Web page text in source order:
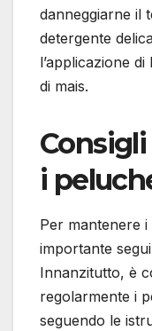
danneggiarne il
detergente
l’applicazione
di mais.
i
Per mantenere
importante
Innanzitutto, è
regolarmente i
seguendo le